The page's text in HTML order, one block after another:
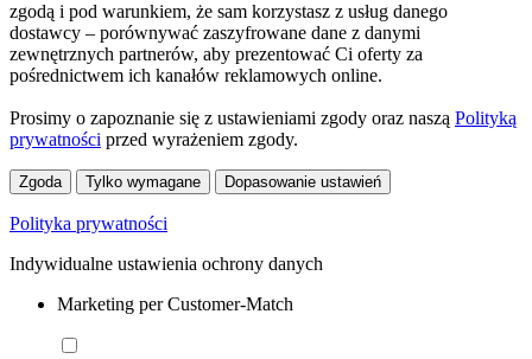
zgodą i pod warunkiem, że sam korzystasz z usług danego
dostawcy – porównywać zaszyfrowane dane z danymi
zewnętrznych partnerów, aby prezentować Ci oferty za
pośrednictwem ich kanałów reklamowych online.
Prosimy o zapoznanie się z ustawieniami zgody oraz naszą Polityką
prywatności przed wyrażeniem zgody.
Zgoda Tylko wymagane Dopasowanie ustawień
Polityka prywatności
Indywidualne ustawienia ochrony danych
Marketing per Customer-Match